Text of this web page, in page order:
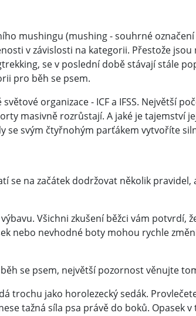
mushingu (mushing - souhrné
v závislosti na kategorii. Přestože
se v poslední době stávají stále
pro běh se psem.
organizace - ICF a IFSS. Největší
masivně rozrůstají. A jaké je tajemství
se svým čtyřnohým parťákem vytvoříte
se na začátek dodržovat několik pravidel,
Všichni zkušení běžci vám potvrdí,
nebo nevhodné boty mohou rychle
se psem, největší pozornost věnujte
trochu jako horolezecký sedák.
tažná síla psa právě do boků. Opasek